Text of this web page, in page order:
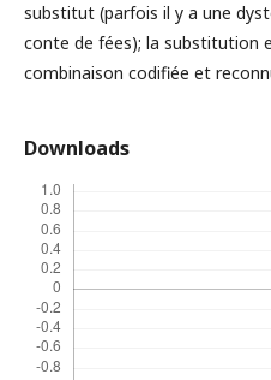
substitut (parfois il y a une
conte de fées); la substitution
combinaison codifiée et
Downloads